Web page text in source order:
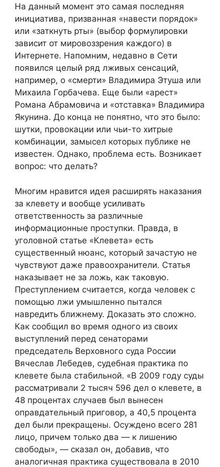
На данный момент это самая последняя
инициатива, призванная «навести порядок»
или «заткнуть рты» (выбор формулировки
зависит от мировоззрения каждого) в
Интернете. Напомним, недавно в Сети
появился целый ряд лживых сенсаций,
например, о «смерти» Владимира Этуша или
Михаила Горбачева. Еще были «арест»
Романа Абрамовича и «отставка» Владимира
Якунина. До конца не понятно, что это было:
шутки, провокации или чьи-то хитрые
комбинации, замысел которых публике не
известен. Однако, проблема есть. Возникает
вопрос: что делать?
Многим нравится идея расширять наказания
за клевету и вообще усиливать
ответственность за различные
информационные проступки. Правда, в
уголовной статье «Клевета» есть
существенный нюанс, который зачастую не
чувствуют даже правоохранители. Статья
наказывает не за ложь, как таковую.
Преступлением считается, когда человек с
помощью лжи умышленно пытался
навредить ближнему. Доказать это сложно.
Как сообщил во время одного из своих
выступлений перед сенаторами
председатель Верховного суда России
Вячеслав Лебедев, судебная практика по
клевете была стабильной. «В 2009 году суды
рассматривали 2 тысяч 596 дел о клевете, в
48 процентах случаев был вынесен
оправдательный приговор, а 40,5 процента
дел были прекращены. Осуждено всего 281
лицо, причем только два — к лишению
свободы», — сказал он, добавив, что
аналогичная практика существовала в 2010